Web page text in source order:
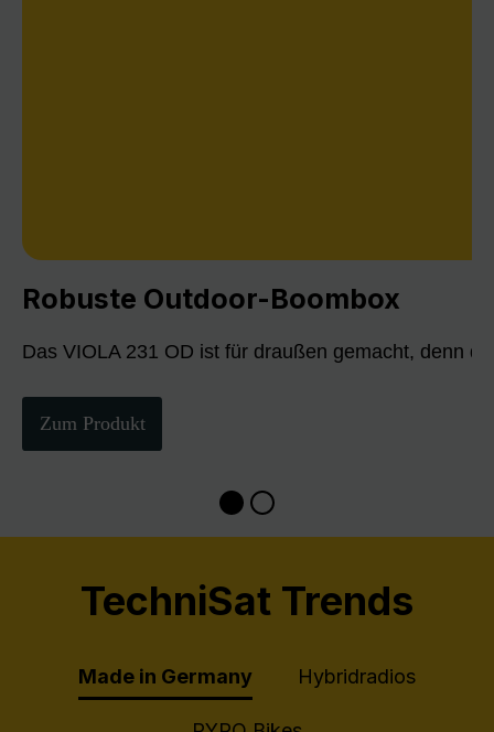
Robuste Outdoor-Boombox
Das VIOLA 231 OD ist für draußen gemacht, denn
Zum Produkt
TechniSat Trends
Made in Germany Hybridradios